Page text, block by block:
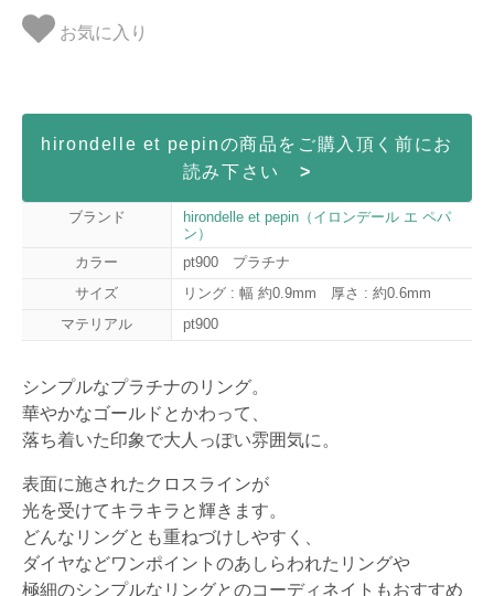
お気に入り
hirondelle et pepinの商品をご購入頂く前にお
読み下さい >
ブランド
hirondelle et pepin（イロンデール エ ペパ
ン）
カラー
pt900 プラチナ
サイズ
リング : 幅 約0.9mm 厚さ : 約0.6mm
マテリアル
pt900
シンプルなプラチナのリング。
華やかなゴールドとかわって、
落ち着いた印象で大人っぽい雰囲気に。
表面に施されたクロスラインが
光を受けてキラキラと輝きます。
どんなリングとも重ねづけしやすく、
ダイヤなどワンポイントのあしらわれたリングや
極細のシンプルなリングとのコーディネイトもおすすめ